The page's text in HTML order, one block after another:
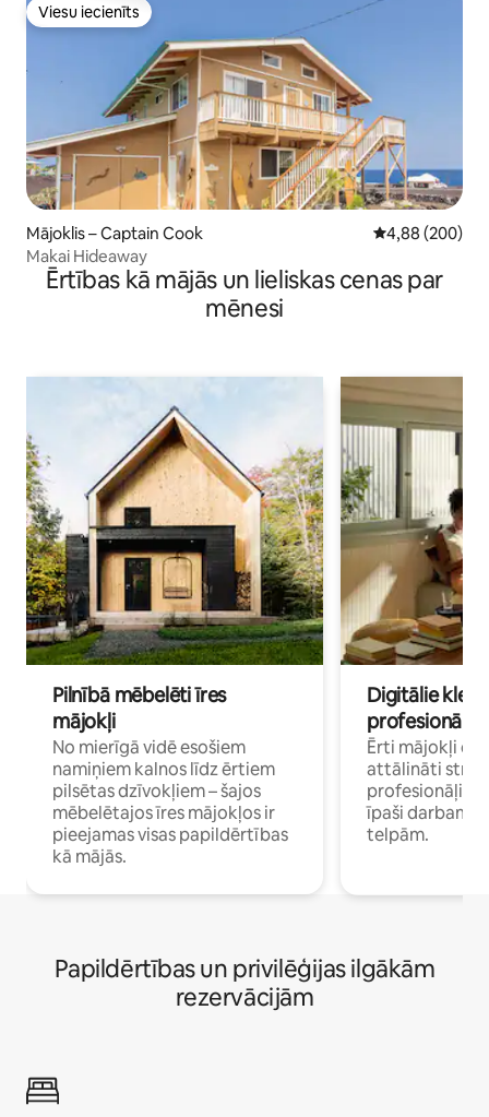
Viesu iecienīts
Viesu iecienīts
Mājoklis – Captain Cook Vidējais
4,88 (200)
Makai Hideaway
Ērtības kā mājās un lieliskas cenas par
mēnesi
Pilnībā mēbelēti īres
mājokļi
No mierīgā vidē esošiem
namiņiem kalnos līdz ērtiem
pilsētas dzīvokļiem – šajos
mēbelētajos īres mājokļos ir
pieejamas visas papildērtības
kā mājās.
Digitālie
profesionāļi
Ērti mājokļi
attālināti
īpaši darbam
telpām.
Papildērtības un privilēģijas ilgākām
rezervācijām